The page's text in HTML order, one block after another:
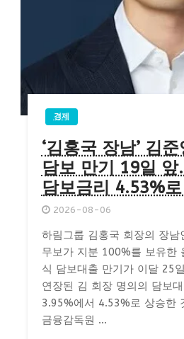
경제
‘김홍국 장남’ 김
담보 만기 19일
담보금리 4.53%
2026-08-06
하림그룹 김홍국 회장의 장
무보가 지분 100%를 보유한
식 담보대출 만기가 이달 25
연장된 김 회장 명의의 담보
3.95%에서 4.53%로 상승한
금융감독원 ...